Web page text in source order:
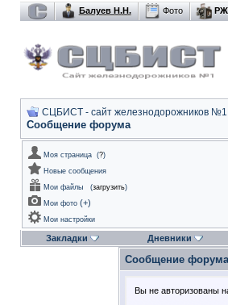
Балуев Н.Н. Фото
СЦБИСТ - сайт железнодорожников №1
Сообщение форума
Моя страница (?)
Новые сообщения
Мои файлы
(загрузить)
Мои фото (+)
Мои настройки
Закладки Дневники
Сообщение форума
Вы не авторизованы